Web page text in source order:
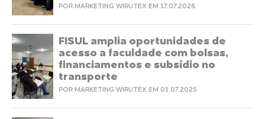
POR MARKETING WIRUTEX EM 17.07.2026
FISUL amplia oportunidades de
acesso a faculdade com bolsas,
financiamentos e subsídio no
transporte
POR MARKETING WIRUTEX EM 01.07.2025